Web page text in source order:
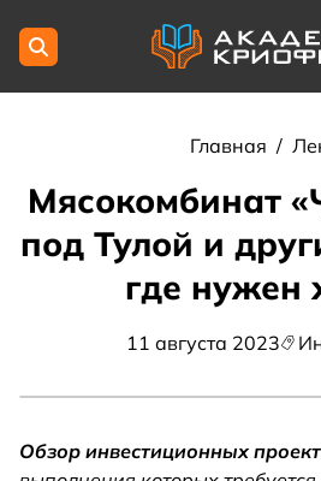
Главная /
Мясокомбинат
под Тулой и
где нужен
11 августа 2023
Обзор инвестиционных